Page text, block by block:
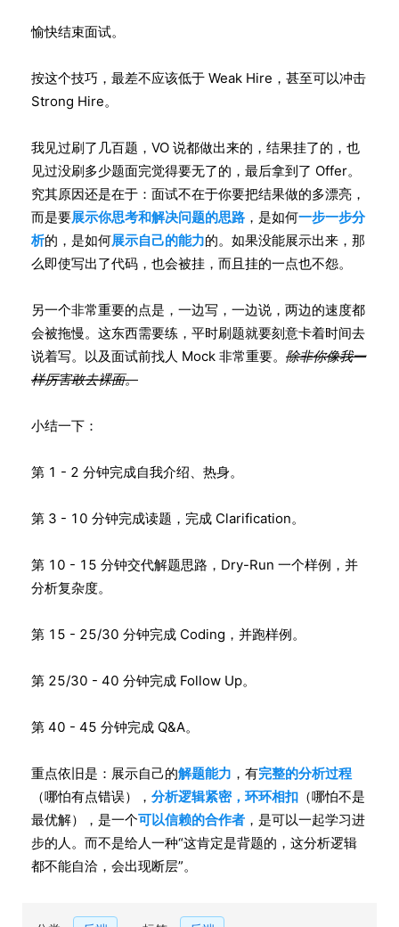
愉快结束面试。
按这个技巧，最差不应该低于 Weak Hire，甚至可以冲击
Strong Hire。
我见过刷了几百题，VO 说都做出来的，结果挂了的，也
见过没刷多少题面完觉得要无了的，最后拿到了 Offer。
究其原因还是在于：面试不在于你要把结果做的多漂亮，
而是要展示你思考和解决问题的思路 ，是如何一步一步分
析的，是如何展示自己的能力的。如果没能展示出来，那
么即使写出了代码，也会被挂，而且挂的一点也不怨。
另一个非常重要的点是，一边写，一边说，两边的速度都
会被拖慢。这东西需要练，平时刷题就要刻意卡着时间去
说着写。以及面试前找人 Mock 非常重要。 除非你像我一
样厉害敢去裸面。
小结一下：
第 1 - 2 分钟完成自我介绍、热身。
第 3 - 10 分钟完成读题，完成 Clarification。
第 10 - 15 分钟交代解题思路，Dry-Run 一个样例，并
分析复杂度。
第 15 - 25/30 分钟完成 Coding，并跑样例。
第 25/30 - 40 分钟完成 Follow Up。
第 40 - 45 分钟完成 Q&A。
重点依旧是：展示自己的解题能力 ，有完整的分析过程
（哪怕有点错误）， 分析逻辑紧密，环环相扣 （哪怕不是
最优解），是一个可以信赖的合作者 ，是可以一起学习进
步的人。而不是给人一种“这肯定是背题的，这分析逻辑
都不能自洽，会出现断层”。